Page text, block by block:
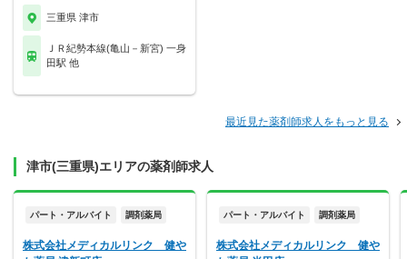
三重県 津市
ＪＲ紀勢本線(亀山－新宮) 一身
田駅 他
最近見た薬剤師求人をもっと見る
津市(三重県)エリアの薬剤師求人
パート・アルバイト 調剤薬局
株式会社メディカルリンク 健や
パート・アルバイト 調剤薬局
株式会社メディカルリンク 健や